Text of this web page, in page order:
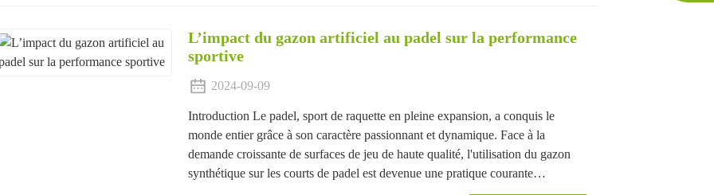
L’impact du gazon artificiel au padel sur la performance
sportive
2024-09-09
Introduction Le padel, sport de raquette en pleine expansion, a conquis le
monde entier grâce à son caractère passionnant et dynamique. Face à la
demande croissante de surfaces de jeu de haute qualité, l'utilisation du gazon
synthétique sur les courts de padel est devenue une pratique courante…